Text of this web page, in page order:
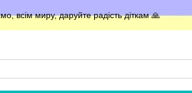
всім миру, даруйте радість діткам 🙏